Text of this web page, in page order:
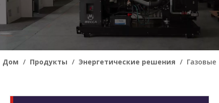
Дом / Продукты / Энергетические решения / Газовые